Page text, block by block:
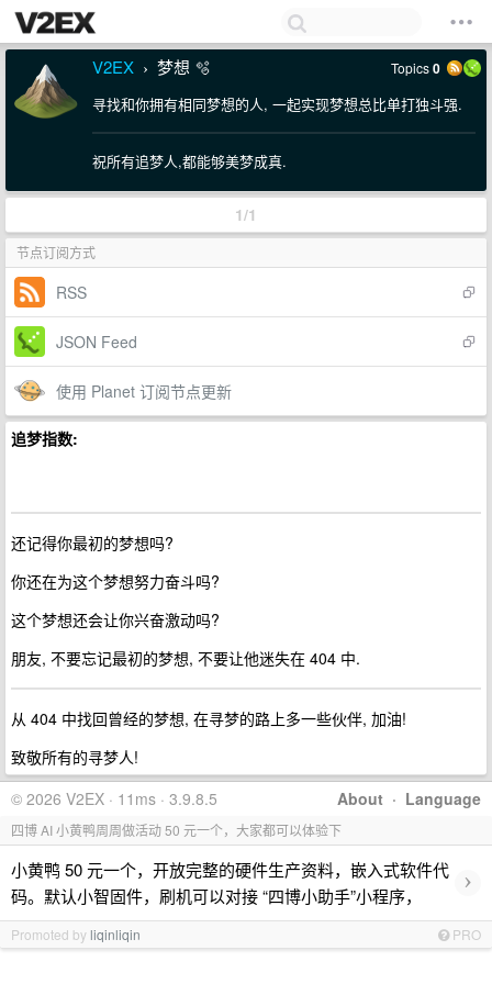
V2EX › 梦想 🫧 Topics0
寻找和你拥有相同梦想的人, 一起实现梦想总比单打独斗强.
祝所有追梦人,都能够美梦成真.
1/1
节点订阅方式
RSS
JSON Feed
使用 Planet 订阅节点更新
追梦指数:
还记得你最初的梦想吗?
你还在为这个梦想努力奋斗吗?
这个梦想还会让你兴奋激动吗?
朋友, 不要忘记最初的梦想, 不要让他迷失在 404 中.
从 404 中找回曾经的梦想, 在寻梦的路上多一些伙伴, 加油!
致敬所有的寻梦人!
About · Language
© 2026 V2EX · 11ms · 3.9.8.5
四博 AI 小黄鸭周周做活动 50 元一个，大家都可以体验下
小黄鸭 50 元一个，开放完整的硬件生产资料，嵌入式软件代
码。默认小智固件，刷机可以对接 “四博小助手”小程序，
›
Promoted byliqinliqin PRO